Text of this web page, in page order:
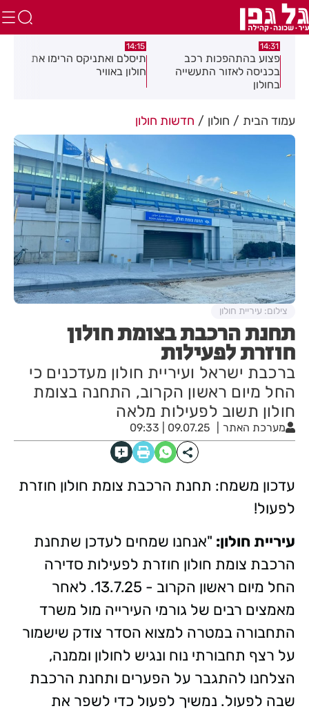
14:15
תיסלם ואתניקס הרימו את
חולון באוויר
13:05
פצוע בתאונת אופנוע במרכז
חולון
עמוד הבית חולון חדשות חולון
תחנת הרכבת בצומת חולון
חוזרת לפעילות
ברכבת ישראל ועיריית חולון מעדכנים כי
החל מיום ראשון הקרוב, התחנה בצומת
חולון תשוב לפעילות מלאה
מערכת האתר 09.07.25 | 09:33
צילום: עיריית חולון
עדכון משמח: תחנת הרכבת צומת חולון חוזרת
לפעול!
עיריית חולון: "אנחנו שמחים לעדכן שתחנת
הרכבת צומת חולון חוזרת לפעילות סדירה
החל מיום ראשון הקרוב - 13.7.25. לאחר
מאמצים רבים של גורמי העירייה מול משרד
התחבורה במטרה למצוא הסדר צודק שישמור
על רצף תחבורתי נוח ונגיש לחולון וממנה,
הצלחנו להתגבר על הפערים ותחנת הרכבת
שבה לפעול. נמשיך לפעול כדי לשפר את